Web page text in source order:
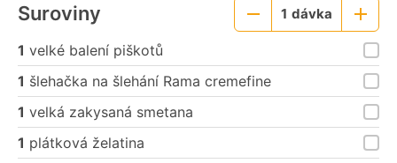
Suroviny
Menší
1 dávka
Větší
porce
1 velké balení piškotů
1 šlehačka na šlehání Rama cremefine
1 velká zakysaná smetana
1 plátková želatina